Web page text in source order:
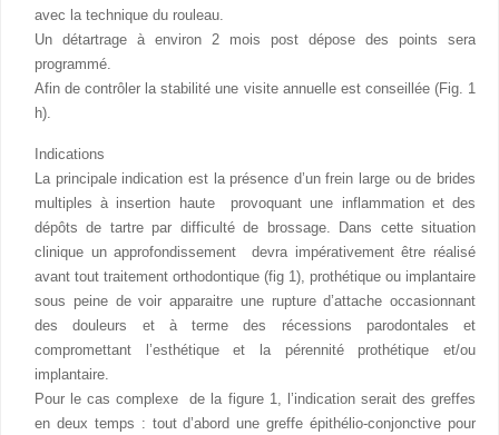
avec la technique du rouleau.
Un détartrage à environ 2 mois post dépose des points sera
programmé.
Afin de contrôler la stabilité une visite annuelle est conseillée (Fig. 1
h).
Indications
La principale indication est la présence d’un frein large ou de brides
multiples à insertion haute provoquant une inflammation et des
dépôts de tartre par difficulté de brossage. Dans cette situation
clinique un approfondissement devra impérativement être réalisé
avant tout traitement orthodontique (fig 1), prothétique ou implantaire
sous peine de voir apparaitre une rupture d’attache occasionnant
des douleurs et à terme des récessions parodontales et
compromettant l’esthétique et la pérennité prothétique et/ou
implantaire.
Pour le cas complexe de la figure 1, l’indication serait des greffes
en deux temps : tout d’abord une greffe épithélio-conjonctive pour